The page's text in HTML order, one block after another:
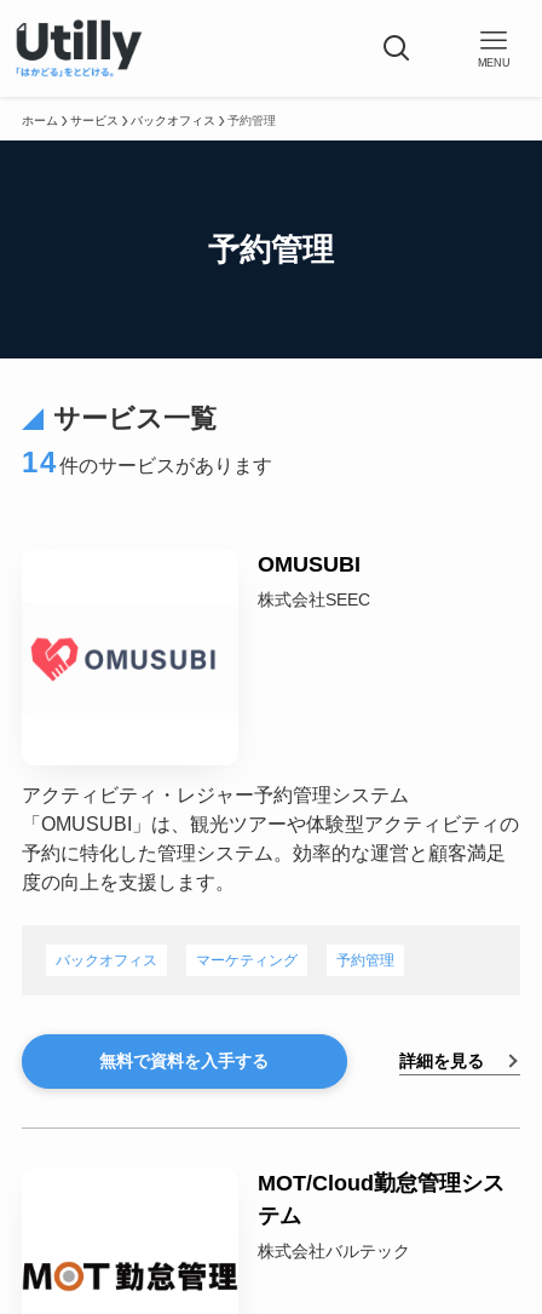
MENU
ホーム サービス バックオフィス 予約管理
予約管理
サービス一覧
14件のサービスがあります
OMUSUBI
株式会社SEEC
アクティビティ・レジャー予約管理システム
「OMUSUBI」は、観光ツアーや体験型アクティビティの
予約に特化した管理システム。効率的な運営と顧客満足
度の向上を支援します。
バックオフィス マーケティング 予約管理
無料で資料を入手する 詳細を見る
MOT/Cloud勤怠管理シス
テム
株式会社バルテック